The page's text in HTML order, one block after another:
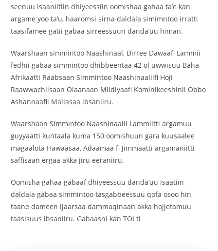
seenuu isaaniitiin dhiyeessiin oomishaa gahaa ta’e kan
argame yoo ta’u, haaromsi sirna daldala simimntoo irratti
taasifamee gatii gabaa sirreessuun danda’uu himan.
Waarshaan simmintoo Naashinaal, Dirree Dawaafi Lammii
fedhii gabaa simmintoo dhibbeentaa 42 ol uwwisuu Baha
Afrikaatti Raabsaan Simmintoo Naashinaaliifi Hoji
Raawwachiisaan Olaanaan Miidiyaafi Kominikeeshinii Obbo
Ashannaafii Mallasaa ibsaniiru.
Waarshaan Simmintoo Naashinaalii Lammiitti argamuu
guyyaatti kuntaala kuma 150 oomishuun gara kuusaalee
magaalota Hawaasaa, Adaamaa fi Jimmaatti argamaniitti
saffisaan ergaa akka jiru eeraniiru.
Oomisha gahaa gabaaf dhiyeessuu danda’uu isaatiin
daldala gabaa simmintoo tasgabbeessuu qofa osoo hin
taane dameen ijaarsaa dammaqinaan akka hojjetamuu
taasisuus ibsaniiru. Gabaasni kan TOI ti